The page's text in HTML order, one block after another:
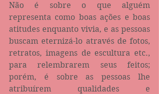
Não é sobre o que alguém
representa como boas ações e boas
atitudes enquanto vivia, e as pessoas
buscam eternizá-lo através de fotos,
retratos, imagens de escultura etc.,
para relembrarem seus feitos;
porém, é sobre as pessoas lhe
atribuírem qualidades e